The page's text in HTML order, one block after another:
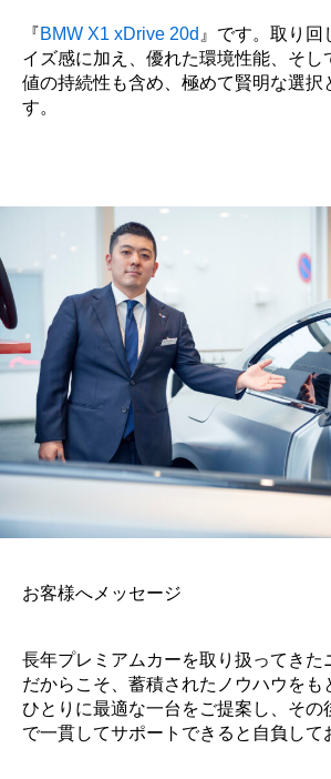
『BMW X1 xDrive 20d 』です。取り回
イズ感に加え、優れた環境性能、そし
値の持続性も含め、極めて賢明な選択
す。
お客様へメッセージ
長年プレミアムカーを取り扱ってきた
だからこそ、蓄積されたノウハウをも
ひとりに最適な一台をご提案し、その
で一貫してサポートできると自負して